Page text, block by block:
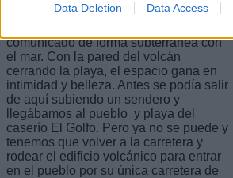
Data Deletion Data Access
Y, junto a la playa, el volcán nos deja la
comunicado de forma subterránea con
el mar. Con la pared del volcán
cerrando la playa, el espacio gana en
intimidad y belleza. Antes se podía salir
de aquí subiendo un sendero y
llegábamos al pueblo y playa del
caserío El Golfo. Pero ya no se puede y
tenemos que volver a la carretera y
rodear el edificio volcánico para entrar
en el pueblo por su única carretera de